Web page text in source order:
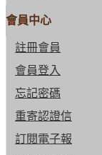
會員中心
註冊會員
會員登入
忘記密碼
重寄認證信
訂閱電子報